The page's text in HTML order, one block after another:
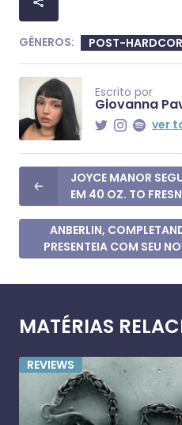
GÊNEROS: POST-
Escrito por
Giovanna
ver
JOYCE MANOR
EM 40 OZ. TO
ANBERLIN,
PRESENTEIA COM SEU
MATÉRIAS
REVIEWS